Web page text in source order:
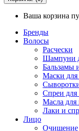
Ваша корзина
Бренды
Волосы
Расчески
Шампуни
Бальзамы
Маски для
Спреи для
Масла для
Лаки и
Лицо
Очищение